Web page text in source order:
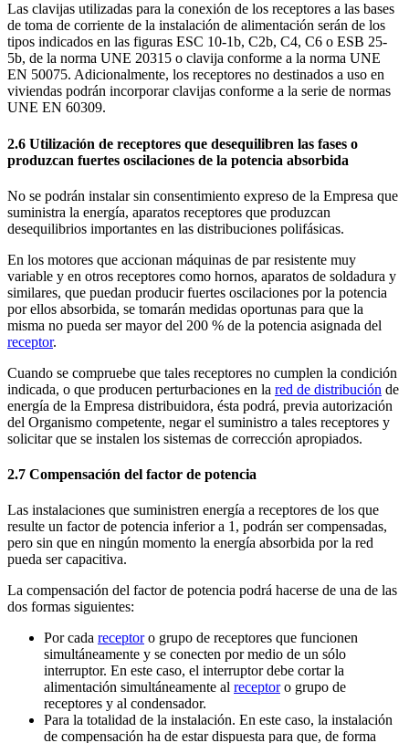
Las clavijas utilizadas para la conexión de los receptores a las bases
de toma de corriente de la instalación de alimentación serán de los
tipos indicados en las figuras ESC 10-1b, C2b, C4, C6 o ESB 25-
5b, de la norma UNE 20315 o clavija conforme a la norma UNE
EN 50075. Adicionalmente, los receptores no destinados a uso en
viviendas podrán incorporar clavijas conforme a la serie de normas
UNE EN 60309.
2.6 Utilización de receptores que desequilibren las fases o
produzcan fuertes oscilaciones de la potencia absorbida
No se podrán instalar sin consentimiento expreso de la Empresa que
suministra la energía, aparatos receptores que produzcan
desequilibrios importantes en las distribuciones polifásicas.
En los motores que accionan máquinas de par resistente muy
variable y en otros receptores como hornos, aparatos de soldadura y
similares, que puedan producir fuertes oscilaciones por la potencia
por ellos absorbida, se tomarán medidas oportunas para que la
misma no pueda ser mayor del 200 % de la potencia asignada del
receptor.
Cuando se compruebe que tales receptores no cumplen la condición
indicada, o que producen perturbaciones en la red de distribución de
energía de la Empresa distribuidora, ésta podrá, previa autorización
del Organismo competente, negar el suministro a tales receptores y
solicitar que se instalen los sistemas de corrección apropiados.
2.7 Compensación del factor de potencia
Las instalaciones que suministren energía a receptores de los que
resulte un factor de potencia inferior a 1, podrán ser compensadas,
pero sin que en ningún momento la energía absorbida por la red
pueda ser capacitiva.
La compensación del factor de potencia podrá hacerse de una de las
dos formas siguientes:
Por cada receptoro grupo de receptores que funcionen
simultáneamente y se conecten por medio de un sólo
interruptor. En este caso, el interruptor debe cortar la
alimentación simultáneamente al receptoro grupo de
receptores y al condensador.
Para la totalidad de la instalación. En este caso, la instalación
de compensación ha de estar dispuesta para que, de forma